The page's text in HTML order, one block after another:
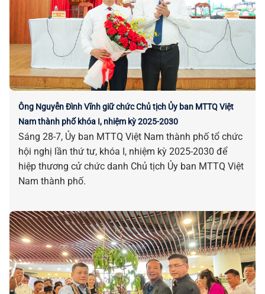
Ông Nguyễn Đình Vĩnh giữ chức Chủ tịch Ủy ban MTTQ Việt
Nam thành phố khóa I, nhiệm kỳ 2025-2030
Sáng 28-7, Ủy ban MTTQ Việt Nam thành phố tổ chức
hội nghị lần thứ tư, khóa I, nhiệm kỳ 2025-2030 để
hiệp thương cử chức danh Chủ tịch Ủy ban MTTQ Việt
Nam thành phố.